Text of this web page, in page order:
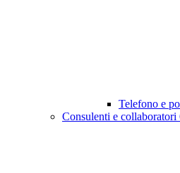
Telefono e
Consulenti e collaboratori